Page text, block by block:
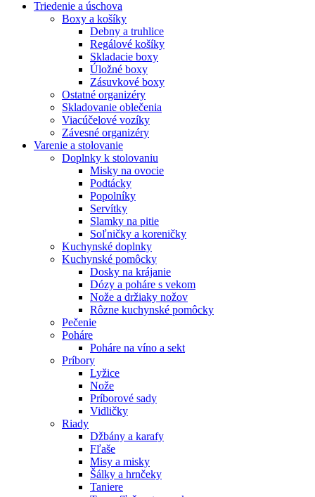
Triedenie a úschova
Boxy a košíky
Debny a truhlice
Regálové košíky
Skladacie boxy
Úložné boxy
Zásuvkové boxy
Ostatné organizéry
Skladovanie oblečenia
Viacúčelové vozíky
Závesné organizéry
Varenie a stolovanie
Doplnky k stolovaniu
Misky na ovocie
Podtácky
Popolníky
Servítky
Slamky na pitie
Soľničky a koreničky
Kuchynské doplnky
Kuchynské pomôcky
Dosky na krájanie
Dózy a poháre s vekom
Nože a držiaky nožov
Rôzne kuchynské pomôcky
Pečenie
Poháre
Poháre na víno a sekt
Príbory
Lyžice
Nože
Príborové sady
Vidličky
Riady
Džbány a karafy
Fľaše
Misy a misky
Šálky a hrnčeky
Taniere